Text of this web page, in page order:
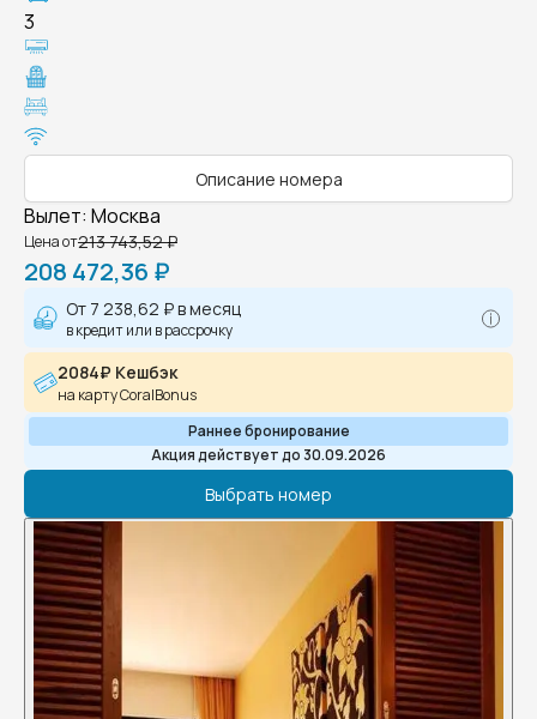
3
Описание номера
Вылет: Москва
Цена от213 743,52 ₽
208 472,36 ₽
От 7 238,62 ₽в месяц
в кредит или в рассрочку
2084₽ Кешбэк
на карту CoralBonus
Раннее бронирование
Акция действует до 30.09.2026
Выбрать номер